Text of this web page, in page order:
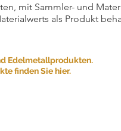
mit Sammler- und
als Produkt
Edelmetallprodukten.
finden Sie hier.